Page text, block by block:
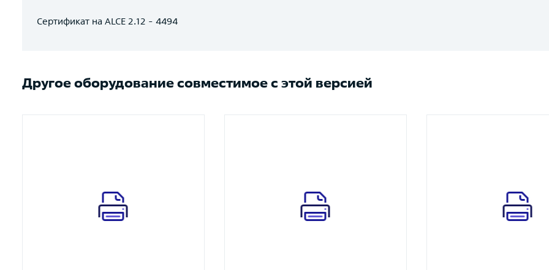
Сертификат на ALCE 2.12 - 4494
Другое оборудование совместимое с этой версией